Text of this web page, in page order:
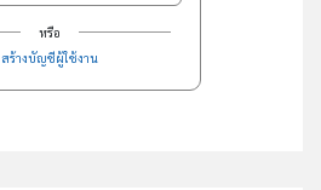
หรือ
สร้างบัญชีผู้ใช้งาน